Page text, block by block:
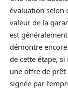
évaluation selon
valeur de la
est
démontre encore
de cette étape,
une offre de
signée par